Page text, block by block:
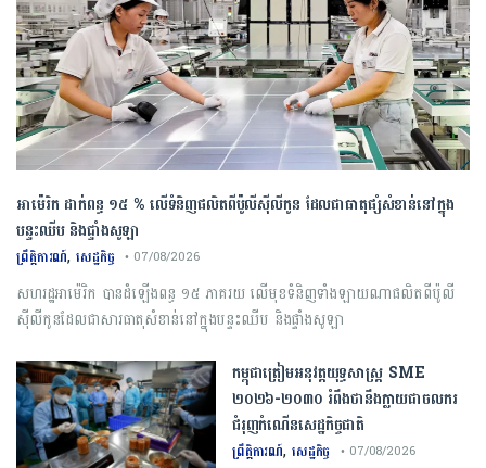
អាម៉េរិក ដាក់ពន្ធ ១៥ % លើទំនិញផលិតពីប៉ូលីស៊ីលីកូន ដែលជាធាតុផ្សំសំខាន់នៅក្នុង
បន្ទះឈីប និងផ្ទាំងសូឡា
ព្រឹត្តិការណ៍, សេដ្ឋកិច្ច • 07/08/2026
សហរដ្ឋអាម៉េរិក បានដំឡើងពន្ធ ១៥ ភាគរយ លើមុខទំនិញទាំងឡាយណាផលិតពីប៉ូលី
ស៊ីលីកូនដែលជាសារធាតុសំខាន់នៅក្នុងបន្ទះឈីប និងផ្ទាំងសូឡា
កម្ពុជា​ត្រៀមអនុវត្ត​យុទ្ធសាស្ត្រ​ ​SME​ ​
២០២៦​-​២០៣០​ រំពឹងថានឹងក្លាយ​ជា​ចលករ​
ជំរុញ​កំណើន​សេដ្ឋកិច្ច​ជាតិ​
ព្រឹត្តិការណ៍, សេដ្ឋកិច្ច • 07/08/2026